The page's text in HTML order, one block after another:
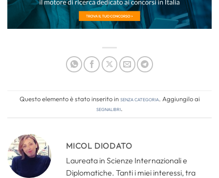
Questo elemento è stato inserito inSenza categoria. Aggiungilo ai
segnalibri.
MICOL DIODATO
Laureata in Scienze Internazionali e
Diplomatiche. Tanti i miei interessi, tra